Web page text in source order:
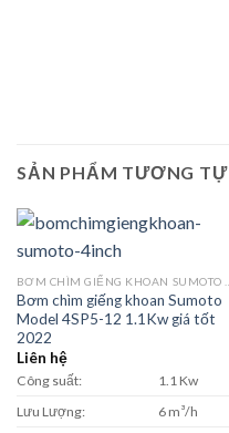
SẢN PHẨM TƯƠNG TỰ
Bơm chìm giếng khoan Sumoto
Model 4SP5-12 1.1Kw giá tốt
2022
Liên hệ
Công suất:
1.1 Kw
Lưu Lượng:
6 m³/h